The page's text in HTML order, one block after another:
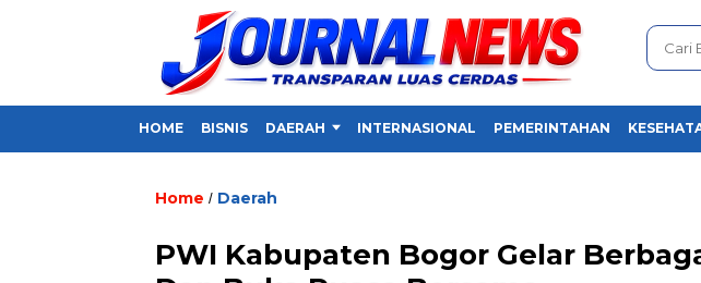
HOME BISNIS DAERAH INTERNASIONAL PEMERINTAHAN
Home / Daerah
PWI Kabupaten Bogor Gelar